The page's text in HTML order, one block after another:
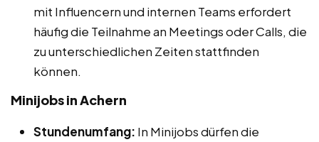
mit Influencern und internen Teams erfordert
häufig die Teilnahme an Meetings oder Calls, die
zu unterschiedlichen Zeiten stattfinden
können.
Minijobs in Achern
Stundenumfang: In Minijobs dürfen die